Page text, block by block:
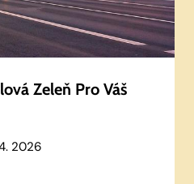
Zeleň Pro Váš
2026